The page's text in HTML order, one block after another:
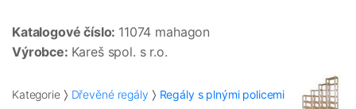
Katalogové číslo: 11074 mahagon
Výrobce: Kareš spol. s r.o.
Kategorie Dřevěné regály Regály s plnými policemi